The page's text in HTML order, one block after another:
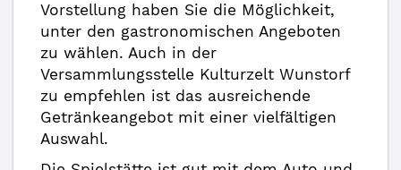
Vorstellung haben Sie die Möglichkeit,
unter den gastronomischen Angeboten
zu wählen. Auch in der
Versammlungsstelle Kulturzelt Wunstorf
zu empfehlen ist das ausreichende
Getränkeangebot mit einer vielfältigen
Auswahl.